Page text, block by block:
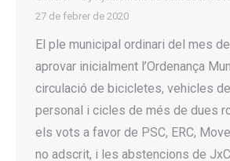
27 de febrer de 2020
El ple municipal ordinari del mes
aprovar inicialment l’Ordenança
circulació de bicicletes, vehicles
personal i cicles de més de dues
els vots a favor de PSC, ERC,
no adscrit, i les abstencions de